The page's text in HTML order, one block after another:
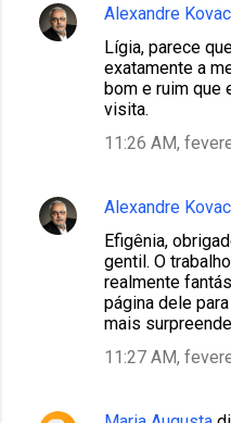
Alexandre
Lígia, parece
exatamente a
bom e ruim que
visita.
11:26 AM,
Alexandre
Efigênia,
gentil. O
realmente
página dele
mais
11:27 AM,